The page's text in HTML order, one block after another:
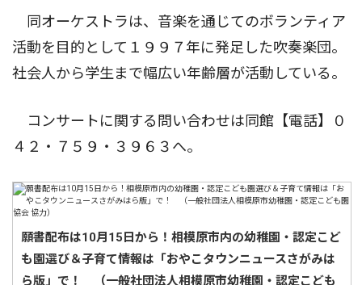
同オーケストラは、音楽を通じてのボランティア
活動を目的として１９９７年に発足した吹奏楽団。
社会人から学生まで幅広い年齢層が活動している。
コンサートに関する問い合わせは同館【電話】０
４２・７５９・３９６３へ。
願書配布は10月15日から！相模原市内の幼稚園・認定こど
も園選び＆子育て情報は「おやこタウンニュースさがみは
ら版」で！ （一般社団法人相模原市幼稚園・認定こども